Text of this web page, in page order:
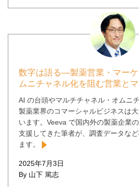
数字は語る―製薬営業・マー
ムニチャネル化を阻む営業とマ
AI の台頭やマルチチャネル・オムニ
製薬業界のコマーシャルビジネスは
います。Veeva で国内外の製薬企業
支援してきた筆者が、調査データな
ます。
2025年7月3日
By 山下 篤志